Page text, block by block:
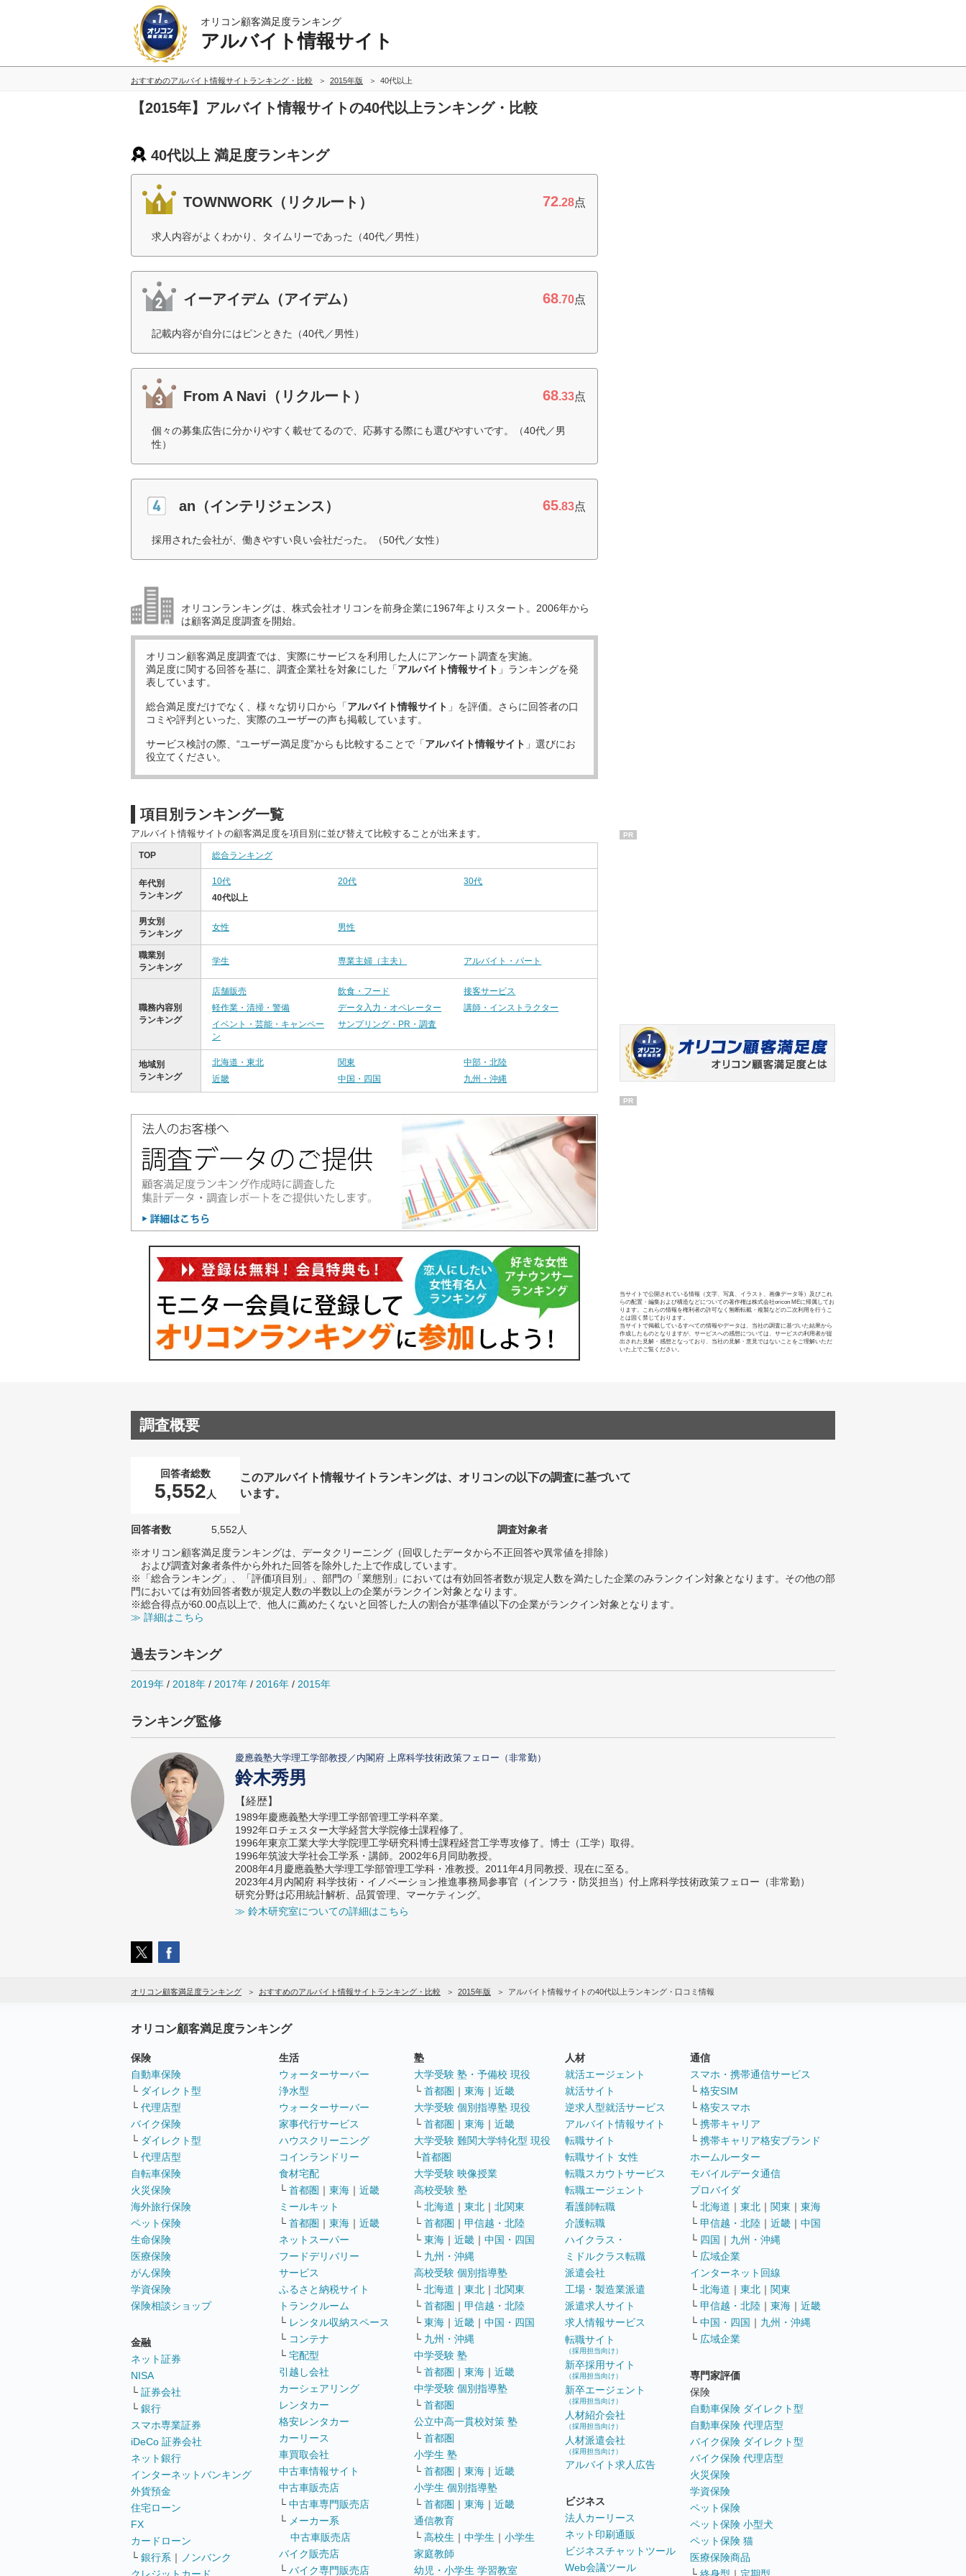
オリコン顧客満足度ランキング
アルバイト情報サイト
おすすめのアルバイト情報サイトランキング・比較 2015年版 40代以上
【2015年】アルバイト情報サイトの40代以上ランキング・比較
40代以上 満足度ランキング
TOWNWORK（リクルート） 72.28点
求人内容がよくわかり、タイムリーであった（40代／男性）
イーアイデム（アイデム） 68.70点
記載内容が自分にはピンときた（40代／男性）
From A Navi（リクルート） 68.33点
個々の募集広告に分かりやすく載せてるので、応募する際にも選びやすいです。（40代／男
性）
an（インテリジェンス） 65.83点
採用された会社が、働きやすい良い会社だった。（50代／女性）
オリコンランキングは、株式会社オリコンを前身企業に1967年よりスタート。2006年から
は顧客満足度調査を開始。
オリコン顧客満足度調査では、実際にサービスを利用した 人にアンケート調査を実施。
満足度に関する回答を基に、調査企業社を対象にした「アルバイト情報サイト 」ランキングを発
表しています。
総合満足度だけでなく、様々な切り口から「アルバイト情報サイト 」を評価。さらに回答者の口
コミや評判といった、実際のユーザーの声も掲載しています。
サービス検討の際、“ユーザー満足度”からも比較することで「アルバイト情報サイト 」選びにお
役立てください。
項目別ランキング一覧
アルバイト情報サイトの顧客満足度を項目別に並び替えて比較することが出来ます。
TOP 総合ランキング
年代別
ランキング
10代 20代
30代
40代以上
男女別
ランキング
女性 男性
職業別
ランキング
学生 専業主婦（主夫） アルバイト・パート
職務内容別
ランキング
店舗販売 飲食・フード
接客サービス
軽作業・清掃・警備
データ入力・オペレーター
講師・インストラクター
イベント・芸能・キャンペー
ン
サンプリング・PR・調査
地域別
ランキング
北海道・東北 関東
中部・北陸
近畿
中国・四国 九州・沖縄
PR
PR
当サイトで公開されている情報（文字、写真、イラスト、画像データ等）及びこれ
らの配置・編集および構造などについての著作権は株式会社oricon MEに帰属してお
ります。これらの情報を権利者の許可なく無断転載・複製などの二次利用を行うこ
とは固く禁じております。
当サイトで掲載しているすべての情報やデータは、当社の調査に基づいた結果から
作成したものとなりますが、サービスへの感想については、サービスの利用者が提
出された見解・感想となっており、当社の見解・意見ではないことをご理解いただ
いた上でご覧ください。
調査概要
回答者総数
5,552 人
このアルバイト情報サイトランキングは、オリコンの以下の調査に基づいて
います。
回答者数 5,552人
調査対象者
※オリコン顧客満足度ランキングは、データクリーニング（回収したデータから不正回答や異常値を排除）
および調査対象者条件から外れた回答を除外した上で作成しています。
※「総合ランキング」、「評価項目別」、部門の「業態別」においては有効回答者数が規定人数を満たした企業のみランクイン対象となります。その他の部
門においては有効回答者数が規定人数の半数以上の企業がランクイン対象となります。
※総合得点が60.00点以上で、他人に薦めたくないと回答した人の割合が基準値以下の企業がランクイン対象となります。
≫ 詳細はこちら
過去ランキング
2019年 / 2018年 / 2017年 / 2016年 / 2015年
ランキング監修
慶應義塾大学理工学部教授／内閣府 上席科学技術政策フェロー（非常勤）
鈴木秀男
【経歴】
1989年慶應義塾大学理工学部管理工学科卒業。
1992年ロチェスター大学経営大学院修士課程修了。
1996年東京工業大学大学院理工学研究科博士課程経営工学専攻修了。博士（工学）取得。
1996年筑波大学社会工学系・講師。2002年6月同助教授。
2008年4月慶應義塾大学理工学部管理工学科・准教授。2011年4月同教授、現在に至る。
2023年4月内閣府 科学技術・イノベーション推進事務局参事官（インフラ・防災担当）付上席科学技術政策フェロー（非常勤）
研究分野は応用統計解析、品質管理、マーケティング。
≫ 鈴木研究室についての詳細はこちら
オリコン顧客満足度ランキング おすすめのアルバイト情報サイトランキング・比較 2015年版 アルバイト情報サイトの40代以上ランキング・口コミ情報
オリコン顧客満足度ランキング
保険
自動車保険
└ ダイレクト型
└ 代理店型
バイク保険
└ ダイレクト型
└ 代理店型
自転車保険
火災保険
海外旅行保険
ペット保険
生命保険
医療保険
がん保険
学資保険
保険相談ショップ
金融
ネット証券
NISA
└ 証券会社
└ 銀行
スマホ専業証券
iDeCo 証券会社
ネット銀行
インターネットバンキング
外貨預金
住宅ローン
FX
カードローン
└ 銀行系 ｜ ノンバンク
生活
ウォーターサーバー
浄水型
ウォーターサーバー
家事代行サービス
ハウスクリーニング
コインランドリー
食材宅配
└ 首都圏 ｜ 東海 ｜ 近畿
ミールキット
└ 首都圏 ｜ 東海 ｜ 近畿
ネットスーパー
フードデリバリー
サービス
ふるさと納税サイト
トランクルーム
└ レンタル収納スペース
└ コンテナ
└ 宅配型
引越し会社
カーシェアリング
レンタカー
格安レンタカー
カーリース
車買取会社
中古車情報サイト
中古車販売店
└ 中古車専門販売店
└ メーカー系
中古車販売店
バイク販売店
└ バイク専門販売店
塾
大学受験 塾・予備校 現役
└ 首都圏 ｜ 東海 ｜ 近畿
大学受験 個別指導塾 現役
└ 首都圏 ｜ 東海 ｜ 近畿
大学受験 難関大学特化型 現役
└首都圏
大学受験 映像授業
高校受験 塾
└ 北海道 ｜ 東北 ｜ 北関東
└ 首都圏 ｜ 甲信越・北陸
└ 東海 ｜ 近畿 ｜ 中国・四国
└ 九州・沖縄
高校受験 個別指導塾
└ 北海道 ｜ 東北 ｜ 北関東
└ 首都圏 ｜ 甲信越・北陸
└ 東海 ｜ 近畿 ｜ 中国・四国
└ 九州・沖縄
中学受験 塾
└ 首都圏 ｜ 東海 ｜ 近畿
中学受験 個別指導塾
└ 首都圏
公立中高一貫校対策 塾
└ 首都圏
小学生 塾
└ 首都圏 ｜ 東海 ｜ 近畿
小学生 個別指導塾
└ 首都圏 ｜ 東海 ｜ 近畿
通信教育
└ 高校生 ｜ 中学生 ｜ 小学生
家庭教師
幼児・小学生 学習教室
人材
就活エージェント
就活サイト
逆求人型就活サービス
アルバイト情報サイト
転職サイト
転職サイト 女性
転職スカウトサービス
転職エージェント
看護師転職
介護転職
ハイクラス・
ミドルクラス転職
派遣会社
工場・製造業派遣
派遣求人サイト
求人情報サービス
転職サイト
（採用担当向け）
新卒採用サイト
（採用担当向け）
新卒エージェント
（採用担当向け）
人材紹介会社
（採用担当向け）
人材派遣会社
（採用担当向け）
アルバイト求人広告
ビジネス
法人カーリース
ネット印刷通販
ビジネスチャットツール
Web会議ツール
通信
スマホ・携帯通信サービス
└ 格安SIM
└ 格安スマホ
└ 携帯キャリア
└ 携帯キャリア格安ブランド
ホームルーター
モバイルデータ通信
プロバイダ
└ 北海道 ｜ 東北 ｜ 関東 ｜ 東海
└ 甲信越・北陸 ｜ 近畿 ｜ 中国
└ 四国 ｜ 九州・沖縄
└ 広域企業
インターネット回線
└ 北海道 ｜ 東北 ｜ 関東
└ 甲信越・北陸 ｜ 東海 ｜ 近畿
└ 中国・四国 ｜ 九州・沖縄
└ 広域企業
専門家評価
保険
自動車保険 ダイレクト型
自動車保険 代理店型
バイク保険 ダイレクト型
バイク保険 代理店型
火災保険
学資保険
ペット保険
ペット保険 小型犬
ペット保険 猫
医療保険商品